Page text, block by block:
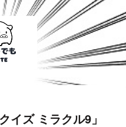
イズ ミラクル9」